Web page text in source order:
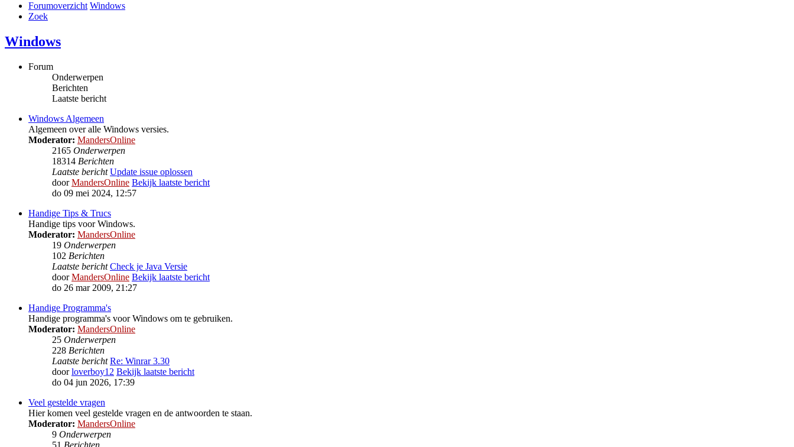
Forumoverzicht Windows
Zoek
Windows
Forum
Onderwerpen
Berichten
Laatste bericht
Windows Algemeen
Algemeen over alle Windows versies.
Moderator: MandersOnline
2165 Onderwerpen
18314 Berichten
Laatste bericht Update issue oplossen
doorMandersOnline Bekijk laatste bericht
do 09 mei 2024, 12:57
Handige Tips & Trucs
Handige tips voor Windows.
Moderator: MandersOnline
19 Onderwerpen
102 Berichten
Laatste bericht Check je Java Versie
doorMandersOnline Bekijk laatste bericht
do 26 mar 2009, 21:27
Handige Programma's
Handige programma's voor Windows om te gebruiken.
Moderator: MandersOnline
25 Onderwerpen
228 Berichten
Laatste bericht Re: Winrar 3.30
doorloverboy12 Bekijk laatste bericht
do 04 jun 2026, 17:39
Veel gestelde vragen
Hier komen veel gestelde vragen en de antwoorden te staan.
Moderator: MandersOnline
9 Onderwerpen